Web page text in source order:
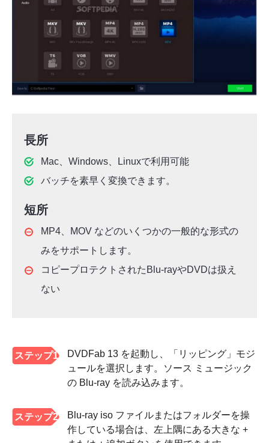
長所
Mac、Windows、Linuxで利用可能
バッチを素早く変換できます。
短所
MP4、MOV などのいくつかの一般的な形式の
みをサポートします。
コピープロテクトされたBlu-rayやDVDは扱え
ない
ステップ1
DVDFab 13 を起動し、「リッピング」モジ
ュールを選択します。ソース ミュージック
の Blu-ray を読み込みます。
ステップ2
Blu-ray iso ファイルまたはフォルダーを操
作している場合は、左上隅にある大きな +